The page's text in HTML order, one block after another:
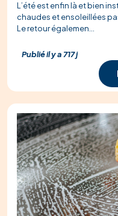
L’été est enfin là et bien
chaudes et ensoleillées
Le retour égalemen...
Publié il y a 717 j